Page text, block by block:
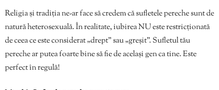
Religia și tradiția ne-ar face să credem că sufletele pereche sunt de
natură heterosexuală. În realitate, iubirea NU este restricționată
de ceea ce este considerat „drept” sau „greșit”. Sufletul tău
pereche ar putea foarte bine să fie de același gen ca tine. Este
perfect în regulă!